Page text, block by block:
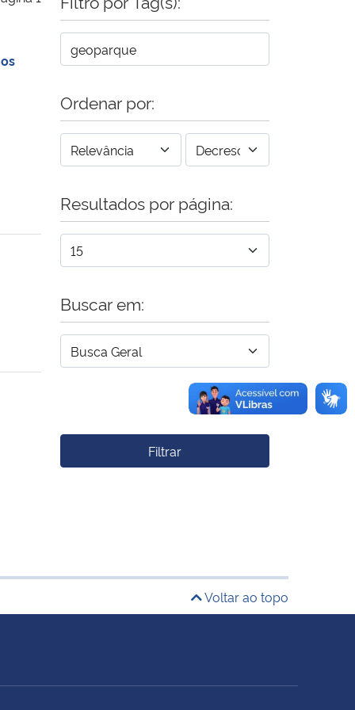
Ordenar por:
Resultados por página:
Buscar em:
Filtrar
Voltar ao topo